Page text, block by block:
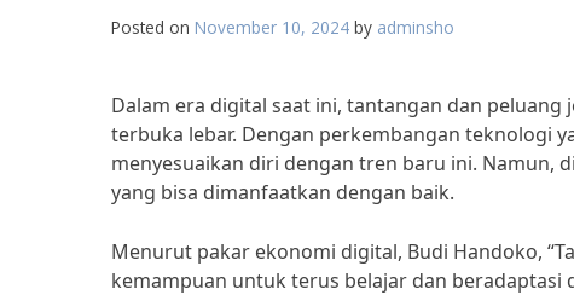
Posted on November 10, 2024 by adminsho
Dalam era digital saat ini, tantangan dan
terbuka lebar. Dengan perkembangan teknologi
menyesuaikan diri dengan tren baru ini. Namun,
yang bisa dimanfaatkan dengan baik.
Menurut pakar ekonomi digital, Budi Handoko,
kemampuan untuk terus belajar dan